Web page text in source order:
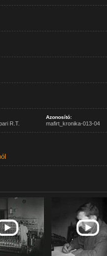
R.T.
Azonosító:
mafirt_kronika-013-04